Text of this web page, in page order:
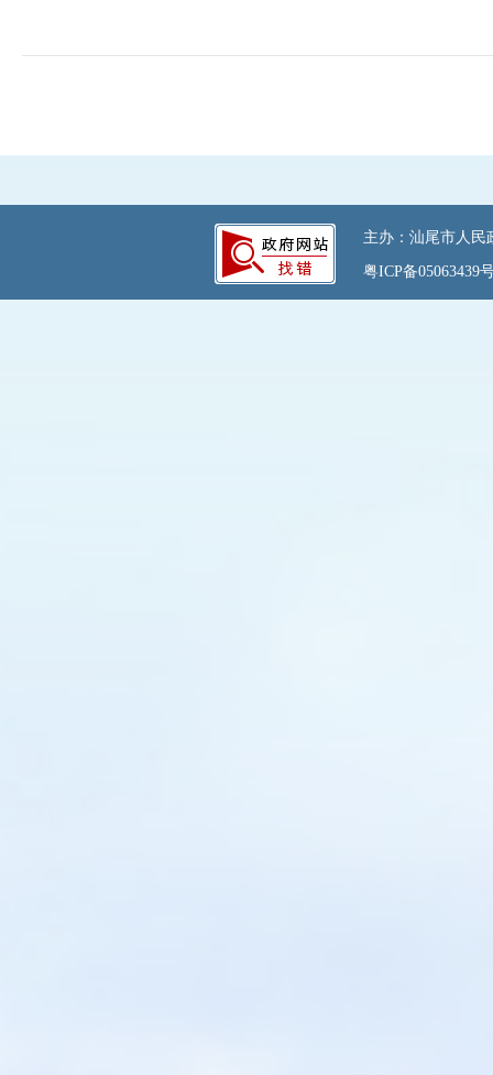
主办：汕尾市人民
粤ICP备05063439